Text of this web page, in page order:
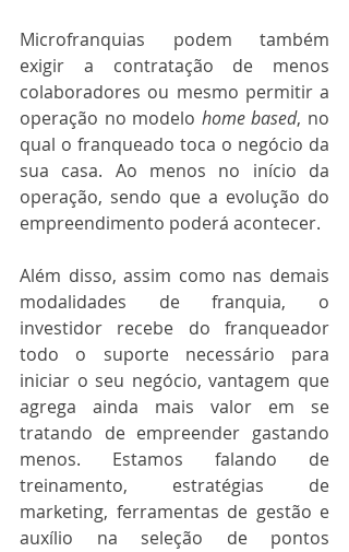
Microfranquias podem também
exigir a contratação de menos
colaboradores ou mesmo permitir a
operação no modelo home based, no
qual o franqueado toca o negócio da
sua casa. Ao menos no início da
operação, sendo que a evolução do
empreendimento poderá acontecer.
Além disso, assim como nas demais
modalidades de franquia, o
investidor recebe do franqueador
todo o suporte necessário para
iniciar o seu negócio, vantagem que
agrega ainda mais valor em se
tratando de empreender gastando
menos. Estamos falando de
treinamento, estratégias de
marketing, ferramentas de gestão e
auxílio na seleção de pontos